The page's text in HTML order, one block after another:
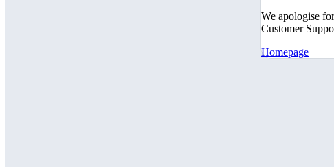
We apologise
Customer
Homepage